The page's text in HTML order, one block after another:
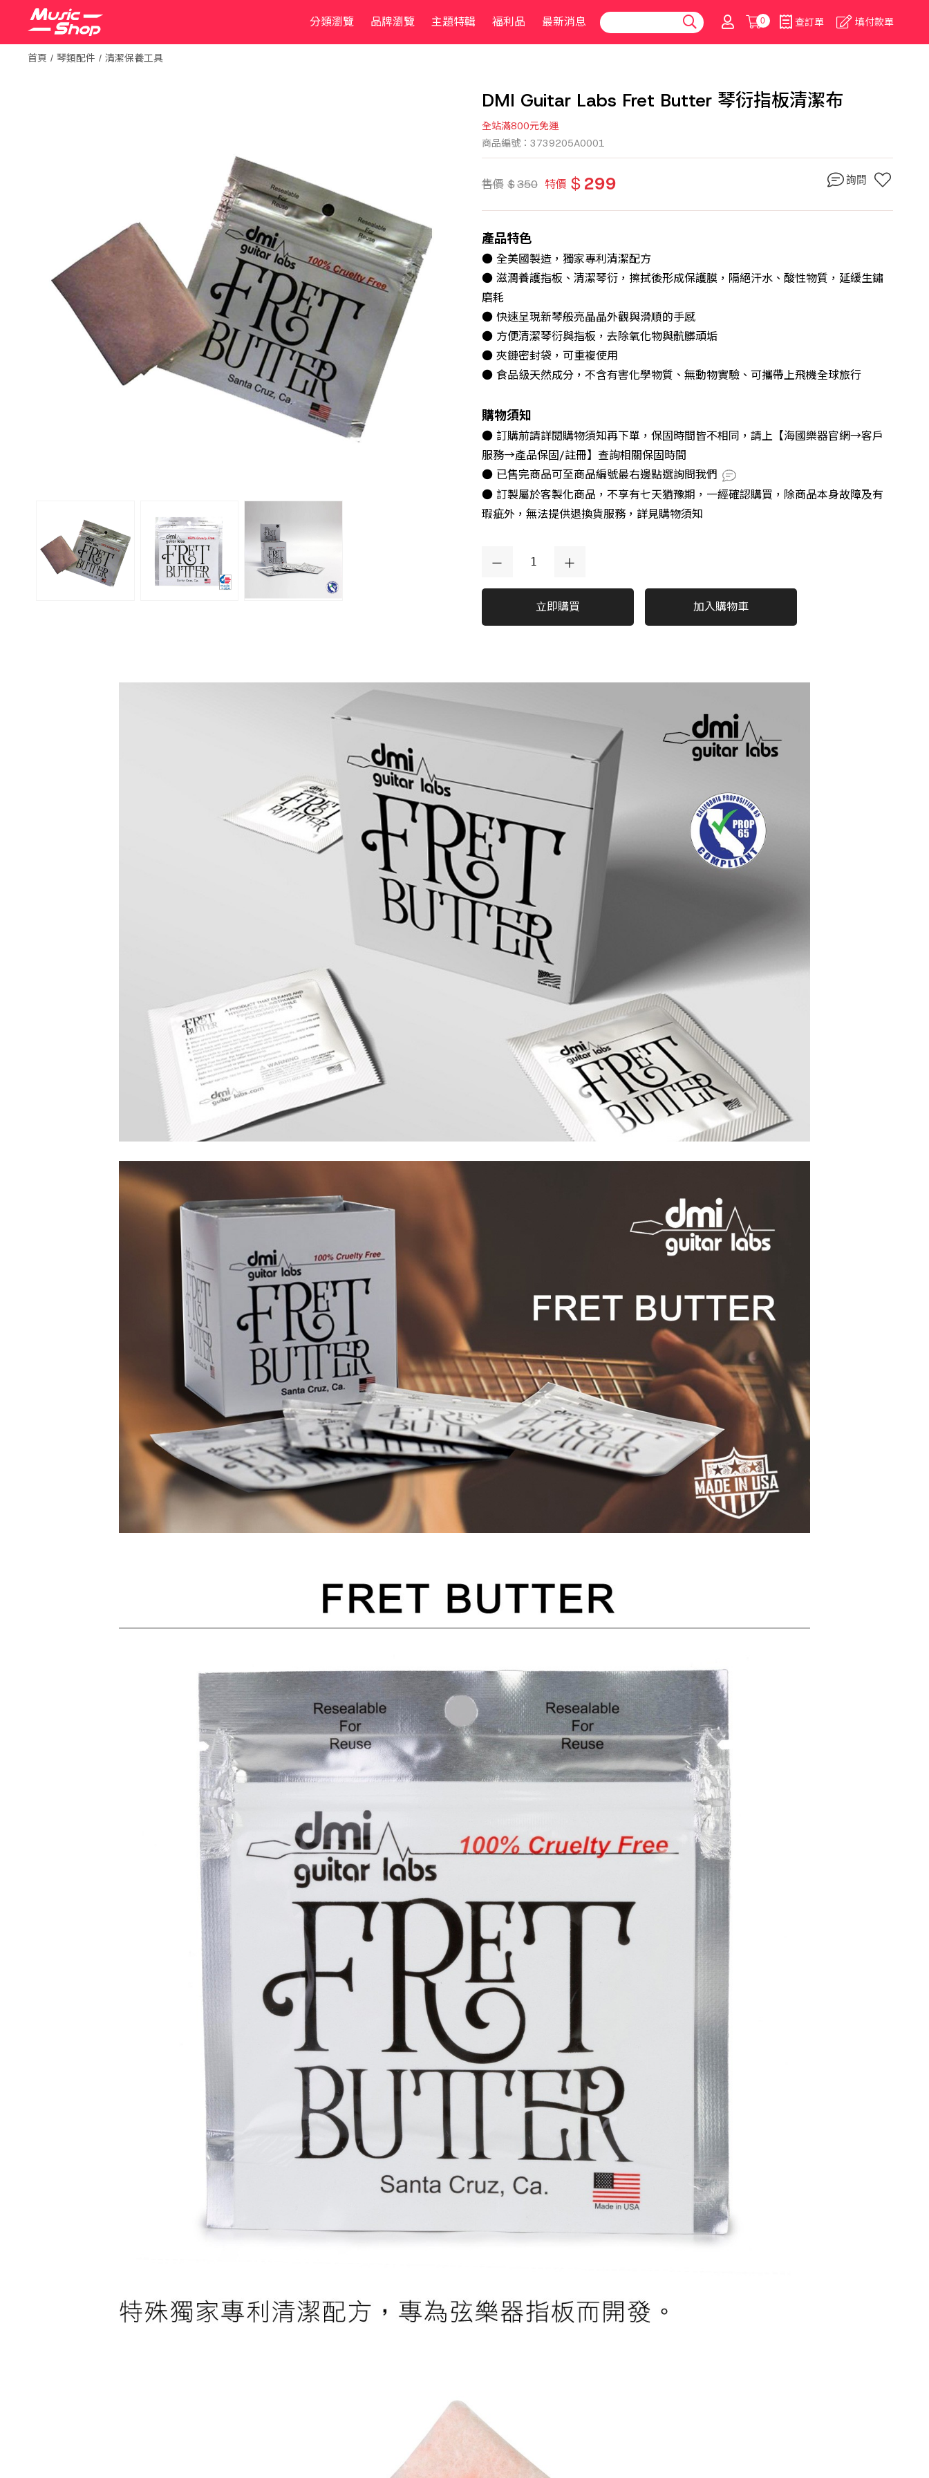
分類瀏覽 品牌瀏覽 主題特輯 福利品 最新消息 0 查訂單 填付款單
首頁 琴類配件 清潔保養工具
DMI Guitar Labs Fret Butter 琴衍指板清潔布
全站滿800元免運
商品編號：3739205A0001
售價 $350 特價 $299 詢問
產品特色
● 全美國製造，獨家專利清潔配方
● 滋潤養護指板、清潔琴衍，擦拭後形成保護膜，隔絕汗水、酸性物質，延緩生鏽
磨耗
● 快速呈現新琴般亮晶晶外觀與滑順的手感
● 方便清潔琴衍與指板，去除氧化物與骯髒頑垢
● 夾鏈密封袋，可重複使用
● 食品級天然成分，不含有害化學物質、無動物實驗、可攜帶上飛機全球旅行
購物須知
● 訂購前請詳閱購物須知再下單，保固時間皆不相同，請上【海國樂器官網→客戶
服務→產品保固/註冊】查詢相關保固時間
● 已售完商品可至商品編號最右邊點選詢問我們
● 訂製屬於客製化商品，不享有七天猶豫期，一經確認購買，除商品本身故障及有
瑕疵外，無法提供退換貨服務，詳見購物須知
立即購買 加入購物車